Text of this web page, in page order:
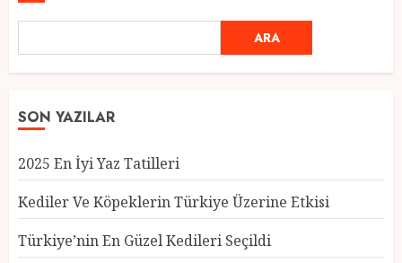
ARA
SON YAZILAR
2025 En İyi Yaz Tatilleri
Kediler Ve Köpeklerin Türkiye Üzerine Etkisi
Türkiye’nin En Güzel Kedileri Seçildi